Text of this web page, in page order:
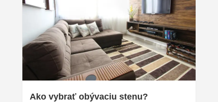
Ako vybrať obývaciu stenu?